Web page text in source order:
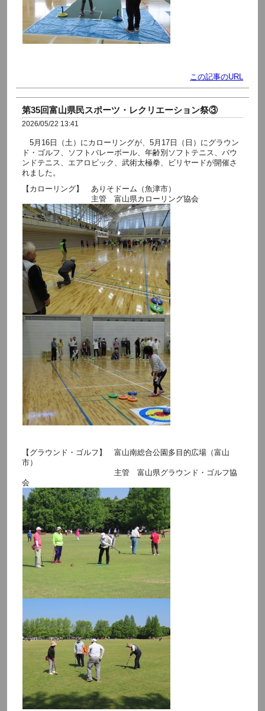
この記事のURL
第35回富山県民スポーツ・レクリエーション祭③
2026/05/22 13:41
5月16日（土）にカローリングが、5月17日（日）にグラウン
ド・ゴルフ、ソフトバレーボール、年齢別ソフトテニス、バウ
ンドテニス、エアロビック、武術太極拳、ビリヤードが開催さ
れました。
【カローリング】 ありそドーム（魚津市）
主管 富山県カローリング協会
【グラウンド・ゴルフ】 富山南総合公園多目的広場（富山
市）
主管 富山県グラウンド・ゴルフ協
会